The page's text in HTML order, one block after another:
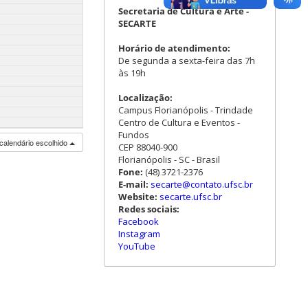
escolhido
Secretaria de Cultura e Arte -
SECARTE
Horário de atendimento:
De segunda a sexta-feira das 7h
às 19h
Localização:
Campus Florianópolis - Trindade
Centro de Cultura e Eventos -
Fundos
CEP 88040-900
Florianópolis - SC - Brasil
Fone: (48) 3721-2376
E-mail: secarte@contato.ufsc.br
Website: secarte.ufsc.br
Redes sociais:
Facebook
Instagram
YouTube